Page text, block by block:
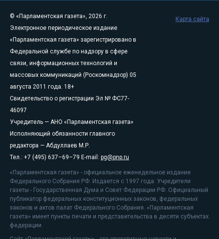
© «Парламентская газета», 2026 г.
Электронное периодическое издание
«Парламентская газета» зарегистрировано в
Федеральной службе по надзору в сфере
связи, информационных технологий и
массовых коммуникаций (Роскомнадзор) 05
августа 2011 года. 18+
Свидетельство о регистрации Эл № ФС77-
46097
Учредитель — АНО «Парламентская газета»
Исполняющий обязанности главного
редактора — Абдуллаев М.Р.
Тел.: +7 (495) 637–69–79 E-mail: pg@pnp.ru
«Парламентская газета» - официальное еженедельное издание
Федерального Собрания РФ. Издается с 1997 года. Учредители
газеты - Государственная Дума и Совет Федерации РФ. Официальный
публикатор федеральных конституционных законов, федеральных
законов и актов палат Федерального Собрания. «Парламентская
газета» имеет пункты печати и представительства в десяти субъектах
федерации.
Карта сайта